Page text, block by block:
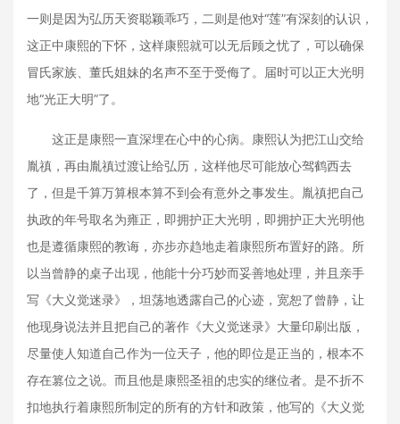
一则是因为弘历天资聪颖乖巧，二则是他对“莲”有深刻的认识，
这正中康熙的下怀，这样康熙就可以无后顾之忧了，可以确保
冒氏家族、董氏姐妹的名声不至于受侮了。届时可以正大光明
地“光正大明”了。
这正是康熙一直深埋在心中的心病。康熙认为把江山交给
胤禛，再由胤禛过渡让给弘历，这样他尽可能放心驾鹤西去
了，但是千算万算根本算不到会有意外之事发生。胤禛把自己
执政的年号取名为雍正，即拥护正大光明，即拥护正大光明他
也是遵循康熙的教诲，亦步亦趋地走着康熙所布置好的路。所
以当曾静的桌子出现，他能十分巧妙而妥善地处理，并且亲手
写《大义觉迷录》，坦荡地透露自己的心迹，宽恕了曾静，让
他现身说法并且把自己的著作《大义觉迷录》大量印刷出版，
尽量使人知道自己作为一位天子，他的即位是正当的，根本不
存在篡位之说。而且他是康熙圣祖的忠实的继位者。是不折不
扣地执行着康熙所制定的所有的方针和政策，他写的《大义觉